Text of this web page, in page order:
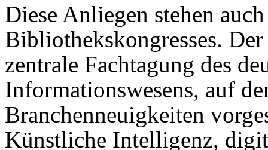
Diese Anliegen stehen
Bibliothekskongresses.
zentrale Fachtagung des
Informationswesens, auf
Branchenneuigkeiten
Künstliche Intelligenz,